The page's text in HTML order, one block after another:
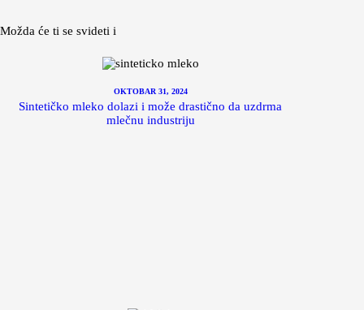
Možda će ti se svideti i
OKTOBAR 31, 2024
Sintetičko mleko dolazi i može drastično da uzdrma
mlečnu industriju